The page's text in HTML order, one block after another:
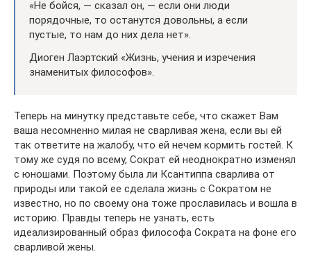
«Не бойся, — сказал он, — если они люди
порядочные, то останутся довольны, а если
пустые, то нам до них дела нет».
Диоген Лаэртский «Жизнь, учения и изречения
знаменитых философов».
Теперь на минутку представьте себе, что скажет Вам
ваша несомненно милая не сварливая жена, если вы ей
так ответите на жалобу, что ей нечем кормить гостей. К
тому же судя по всему, Сократ ей неоднократно изменял
с юношами. Поэтому была ли Ксантиппа сварлива от
природы или такой ее сделала жизнь с Сократом не
известно, но по своему она тоже прославилась и вошла в
историю. Правды теперь не узнать, есть
идеализированный образ философа Сократа на фоне его
сварливой жены.